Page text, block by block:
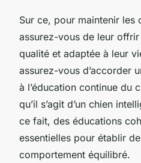
Sur ce, pour maintenir les
assurez-vous de leur
qualité et adaptée à leur
assurez-vous d’accorder
à l’éducation continue du
qu’il s’agit d’un chien
ce fait, des éducations
essentielles pour établir
comportement équilibré.